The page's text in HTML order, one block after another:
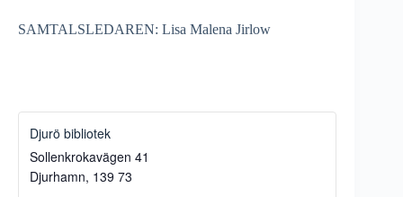
SAMTALSLEDAREN: Lisa Malena Jirlow
Djurö bibliotek
Sollenkrokavägen 41
Djurhamn, 139 73